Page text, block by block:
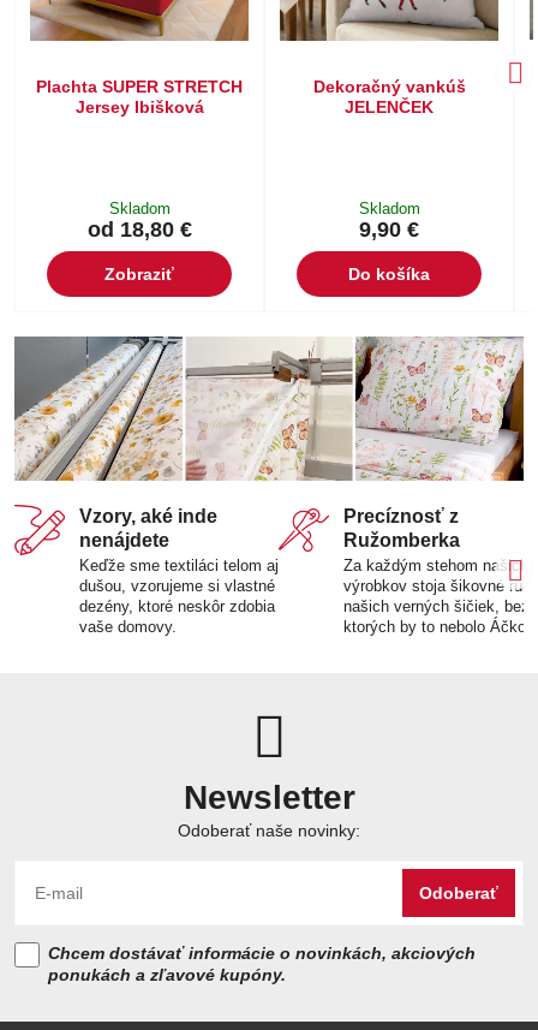
Plachta SUPER STRETCH
Jersey Ibišková
Skladom
od 18,80 €
Zobraziť
Dekoračný vankúš
JELENČEK
Skladom
9,90 €
Do košíka
Vzory, aké inde
nenájdete
Keďže sme textiláci telom aj
dušou, vzorujeme si vlastné
dezény, ktoré neskôr zdobia
vaše domovy.
Precíznosť z
Ružomberka
Za každým stehom našich
výrobkov stoja šikovné ruky
našich verných šičiek, bez
ktorých by to nebolo Áčko.
Newsletter
Odoberať naše novinky:
Odoberať
Chcem dostávať informácie o novinkách, akciových
ponukách a zľavové kupóny.